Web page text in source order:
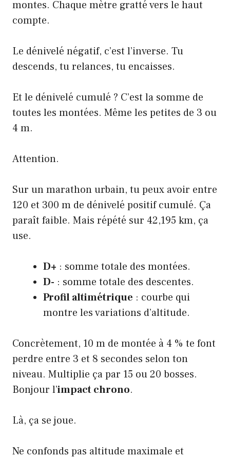
montes. Chaque mètre gratté vers le haut
compte.
Le dénivelé négatif, c’est l’inverse. Tu
descends, tu relances, tu encaisses.
Et le dénivelé cumulé ? C’est la somme de
toutes les montées. Même les petites de 3 ou
4 m.
Attention.
Sur un marathon urbain, tu peux avoir entre
120 et 300 m de dénivelé positif cumulé. Ça
paraît faible. Mais répété sur 42,195 km, ça
use.
D+ : somme totale des montées.
D- : somme totale des descentes.
Profil altimétrique : courbe qui
montre les variations d’altitude.
Concrètement, 10 m de montée à 4 % te font
perdre entre 3 et 8 secondes selon ton
niveau. Multiplie ça par 15 ou 20 bosses.
Bonjour l’impact chrono.
Là, ça se joue.
Ne confonds pas altitude maximale et